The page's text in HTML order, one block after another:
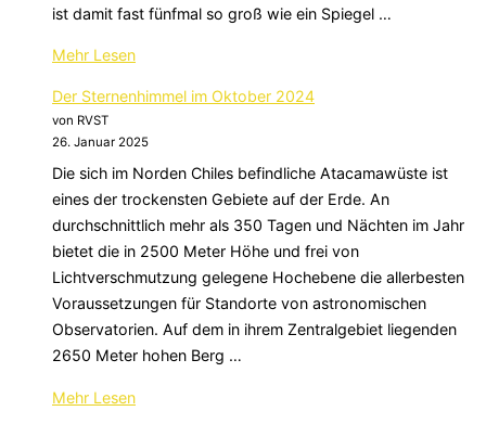
ist damit fast fünfmal so groß wie ein Spiegel …
Mehr über
Sternenhimmel
im
2024“
Lesen
Der Sternenhimmel im Oktober 2024
von RVST
26. Januar 2025
Die sich im Norden Chiles befindliche Atacamawüste ist
eines der trockensten Gebiete auf der Erde. An
durchschnittlich mehr als 350 Tagen und Nächten im Jahr
bietet die in 2500 Meter Höhe und frei von
Lichtverschmutzung gelegene Hochebene die allerbesten
Voraussetzungen für Standorte von astronomischen
Observatorien. Auf dem in ihrem Zentralgebiet liegenden
2650 Meter hohen Berg …
Mehr über
Lesen